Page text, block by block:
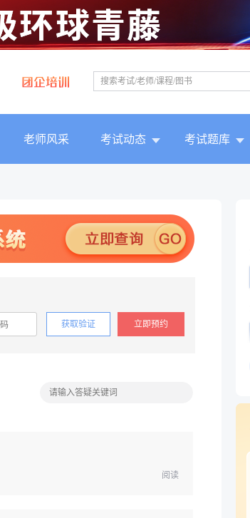
老师风采 考试动态 考试题库
获取验证 立即预约
阅读